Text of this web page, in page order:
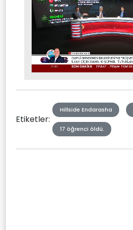
Mute Stream
Etiketler:
Hillside Endarasha
17 öğrenci öldü.